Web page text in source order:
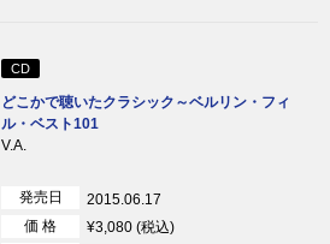
CD
どこかで聴いたクラシック～ベルリン・フィ
ル・ベスト101
V.A.
発売日
2015.06.17
価 格
¥3,080 (税込)